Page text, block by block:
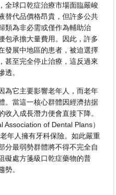
全球口乾症治療市場面臨嚴峻
替代品價格昂貴，但許多公共
類為非必需或僅作為輔助治
包承擔大量費用。因此，許多
發展中地區的患者，被迫選擇
甚至完全停止治療，這反過來
透。
為它主要影響老年人，而老年
。當這一核心群體因經濟拮据
入成長潛力便會直接下降。
of Dental Plans）
年人擁有牙科保險。如此嚴重
分最弱勢群體將不得不完全自
礙處方箋級口乾症藥物的普
勢。